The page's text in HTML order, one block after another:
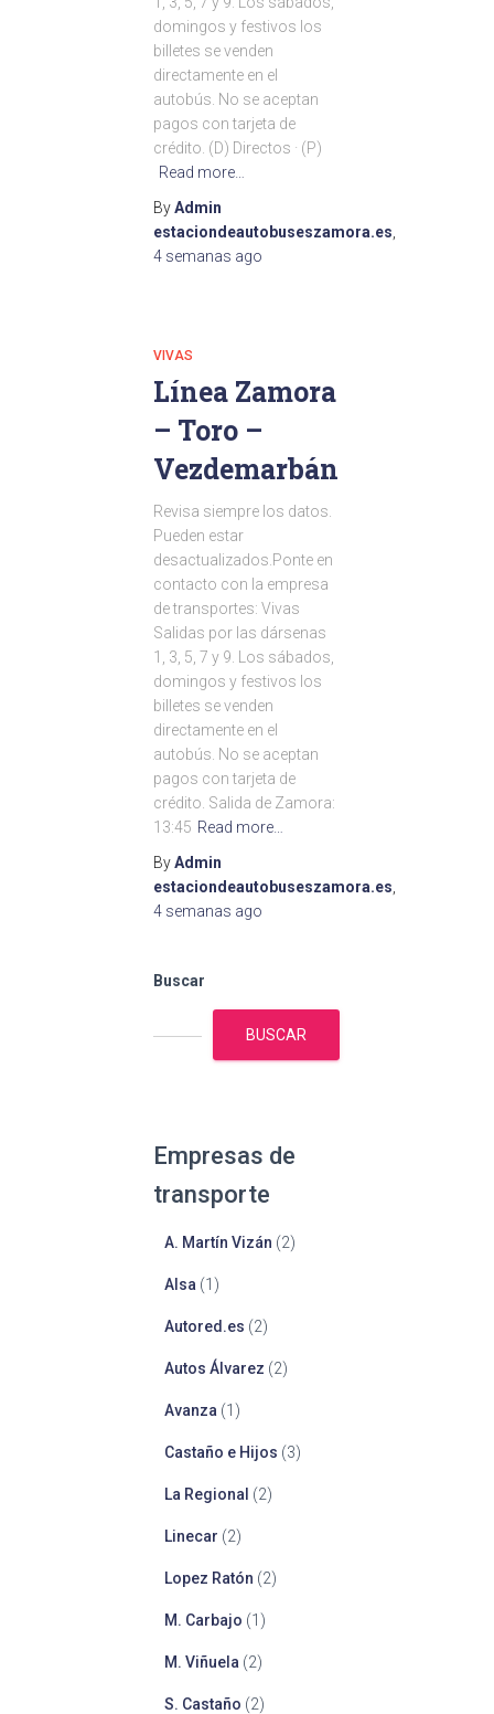
domingos y festivos los
billetes se venden
directamente en el
autobús. No se aceptan
pagos con tarjeta de
crédito. (D) Directos · (P)
Read more…
ByAdmin
estaciondeautobuseszamora.es
4 semanas ago
VIVAS
Línea Zamora
– Toro –
Vezdemarbán
Revisa siempre los datos.
Pueden estar
desactualizados.Ponte en
contacto con la empresa
de transportes: Vivas
Salidas por las dársenas
1, 3, 5, 7 y 9. Los sábados,
domingos y festivos los
billetes se venden
directamente en el
autobús. No se aceptan
pagos con tarjeta de
crédito. Salida de Zamora:
13:45 Read more…
ByAdmin
estaciondeautobuseszamora.es
4 semanas ago
Buscar
BUSCAR
Empresas de
transporte
A. Martín Vizán (2)
Alsa (1)
Autored.es (2)
Autos Álvarez (2)
Avanza (1)
Castaño e Hijos (3)
La Regional (2)
Linecar (2)
Lopez Ratón (2)
M. Carbajo (1)
M. Viñuela (2)
S. Castaño (2)